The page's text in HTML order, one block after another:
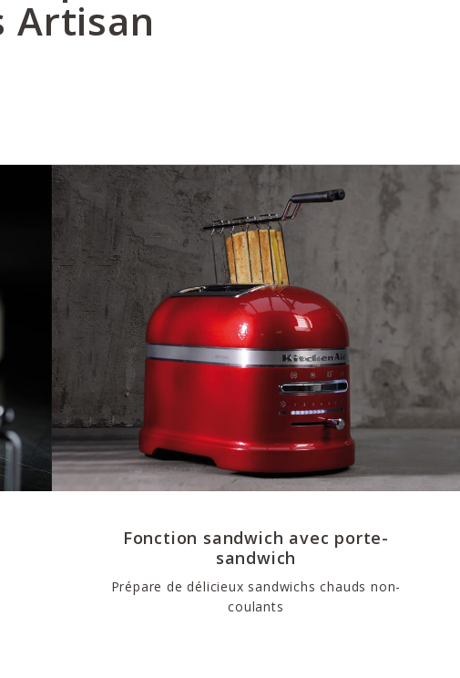
Artisan
Fonction sandwich avec porte-
sandwich
Prépare de délicieux sandwichs chauds non-
coulants